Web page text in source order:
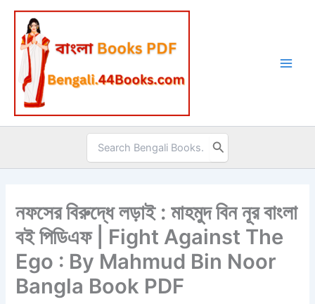
Skip
content
Search
for:
নফসের বিরুদ্ধে লড়াই : মাহমুদ বিন নূর বাংলা
বই পিডিএফ | Fight Against The
Ego : By Mahmud Bin Noor
Bangla Book PDF